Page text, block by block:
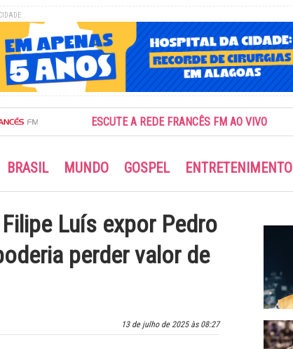
ESCUTE A REDE FRANCÊS FM AO VIVO
BRASIL MUNDO GOSPEL ENTRETENIMENTO
Luís expor Pedro
perder valor de
13 de julho de 2025 às 08:27